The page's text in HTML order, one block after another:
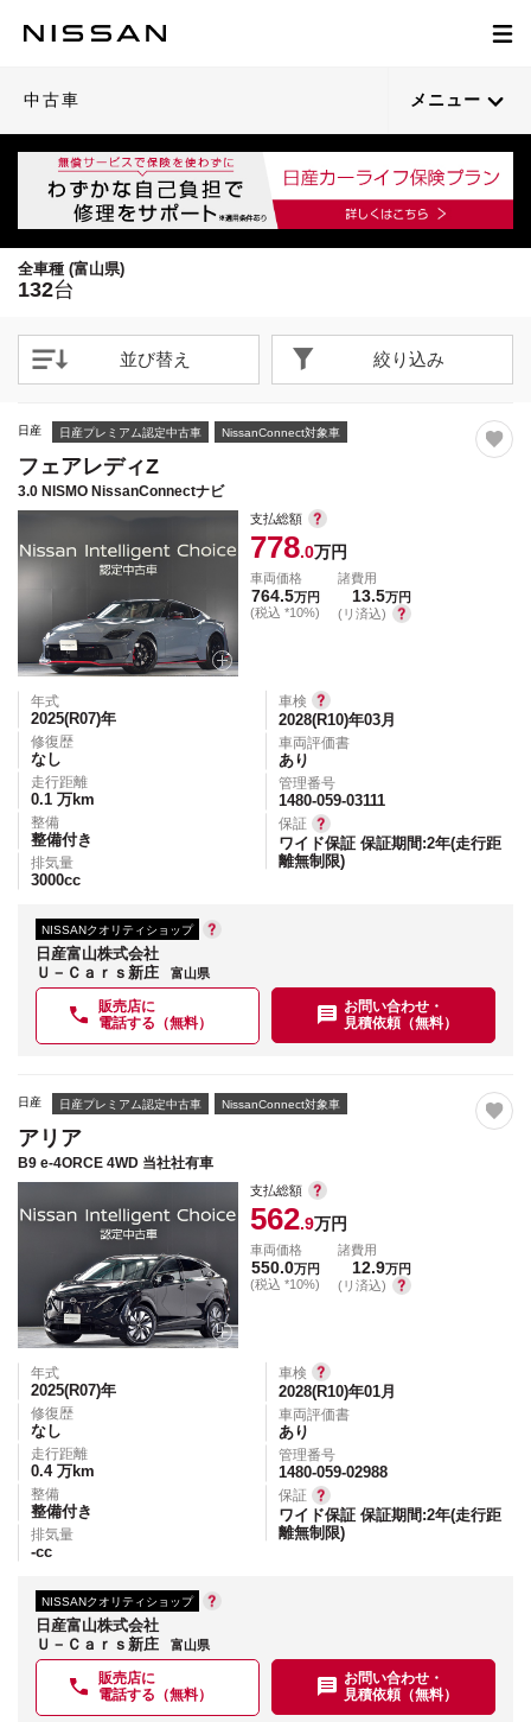
中古車 メニュー
全車種 (富山県)
132台
並び替え 絞り込み
25
閉じる
日産 日産プレミアム認定中古車 NissanConnect対象車
フェアレディZ
3.0 NISMO NissanConnectナビ
支払総額
778.0万円
車両価格
764.5万円
(税込 *10%)
諸費用
13.5万円
(リ済込)
年式
2025(R07)年
修復歴
なし
走行距離
0.1 万km
整備
整備付き
排気量
3000cc
車検
2028(R10)年03月
車両評価書
あり
管理番号
1480-059-03111
保証
ワイド保証 保証期間:2年(走行距
離無制限)
NISSANクオリティショップ
日産富山株式会社
Ｕ－Ｃａｒｓ新庄
富山県
販売店に
電話する（無料）
お問い合わせ・
見積依頼（無料）
28
閉じる
日産 日産プレミアム認定中古車 NissanConnect対象車
アリア
B9 e-4ORCE 4WD 当社社有車
支払総額
562.9万円
車両価格
550.0万円
(税込 *10%)
諸費用
12.9万円
(リ済込)
年式
2025(R07)年
修復歴
なし
走行距離
0.4 万km
整備
整備付き
排気量
-cc
車検
2028(R10)年01月
車両評価書
あり
管理番号
1480-059-02988
保証
ワイド保証 保証期間:2年(走行距
離無制限)
NISSANクオリティショップ
日産富山株式会社
Ｕ－Ｃａｒｓ新庄
富山県
販売店に
電話する（無料）
お問い合わせ・
見積依頼（無料）
27
閉じる 25
閉じる 27
閉じる 26
閉じる 24
閉じる 26
閉じる 24
閉じる 26
閉じる 25
閉じる 22
閉じる 22
閉じる 22
閉じる 23
閉じる 21
閉じる 23
閉じる 21
閉じる 23
閉じる 21
閉じる